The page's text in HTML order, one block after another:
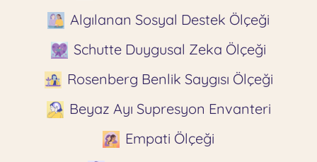
Algılanan Sosyal Destek Ölçeği
Schutte Duygusal Zeka Ölçeği
Rosenberg Benlik Saygısı Ölçeği
Beyaz Ayı Supresyon Envanteri
Empati Ölçeği